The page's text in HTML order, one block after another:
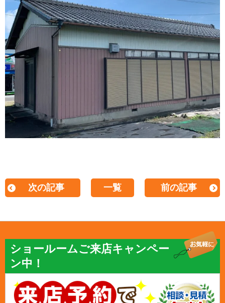
次の記事 一覧 前の記事
ショールームご来店キャンペー
ン中！